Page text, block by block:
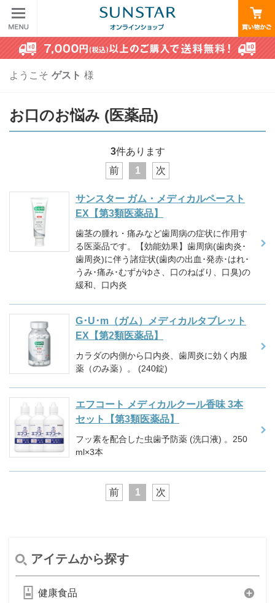
ようこそ ゲスト 様
お口のお悩み (医薬品)
3件あります
前
1 次
サンスター ガム・メディカルペースト
EX【第3類医薬品】
歯茎の腫れ・痛みなど歯周病の症状に作用す
る医薬品です。【効能効果】歯周病(歯肉炎･
歯周炎)に伴う諸症状(歯肉の出血･発赤･はれ･
うみ･痛み･むずがゆさ、口のねばり、口臭)の
緩和、口内炎
G･U･m（ガム）メディカルタブレット
EX【第2類医薬品】
カラダの内側から口内炎、歯周炎に効く内服
薬（のみ薬）。 (240錠)
エフコート メディカルクール香味 3本
セット【第3類医薬品】
フッ素を配合した虫歯予防薬 (洗口液) 。250
ml×3本
前 1 次
アイテムから探す
健康食品